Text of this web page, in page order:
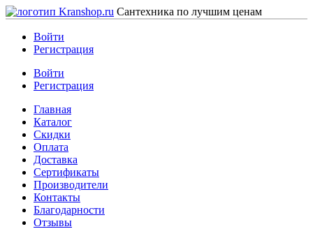
Сантехника по лучшим ценам
Войти
Регистрация
Войти
Регистрация
Главная
Каталог
Скидки
Оплата
Доставка
Сертификаты
Производители
Контакты
Благодарности
Отзывы